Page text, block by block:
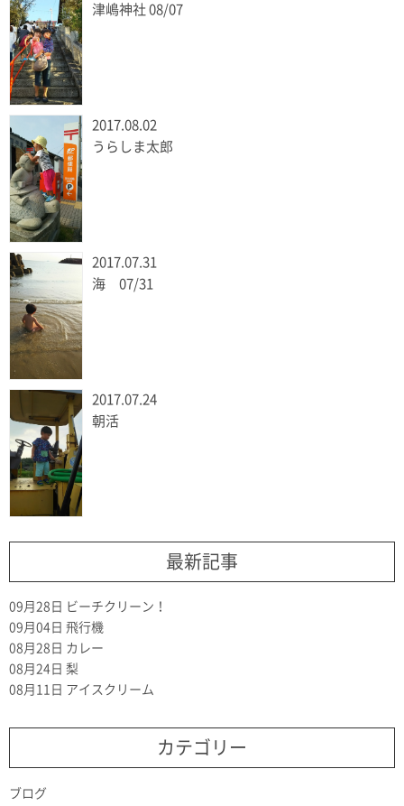
津嶋神社 08/07
2017.08.02
うらしま太郎
2017.07.31
海 07/31
2017.07.24
朝活
最新記事
09月28日
ビーチクリーン！
09月04日 飛行機
08月28日 カレー
08月24日 梨
08月11日 アイスクリーム
カテゴリー
ブログ